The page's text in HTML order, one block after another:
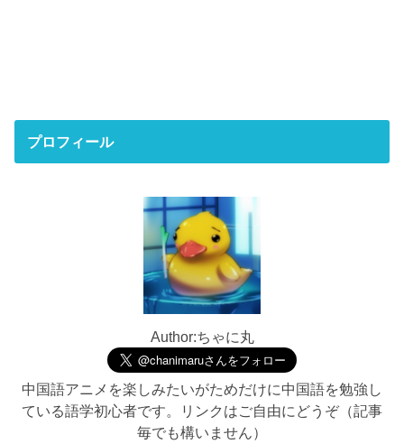
プロフィール
Author:ちゃに丸
中国語アニメを楽しみたいがためだけに中国語を勉強し
ている語学初心者です。リンクはご自由にどうぞ（記事
毎でも構いません）